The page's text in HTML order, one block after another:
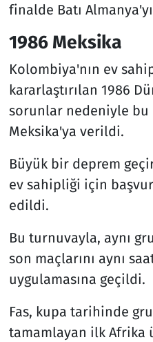
finalde Batı
1986 Meksika
Kolombiya'nın ev
kararlaştırılan 1986
sorunlar nedeniyle
Meksika'ya verildi.
Büyük bir deprem
ev sahipliği için
edildi.
Bu turnuvayla, aynı
son maçlarını aynı
uygulamasına geçildi.
Fas, kupa tarihinde
tamamlayan ilk Afrika